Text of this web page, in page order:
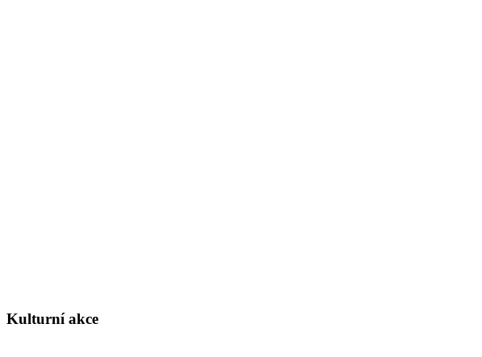
Kulturní akce